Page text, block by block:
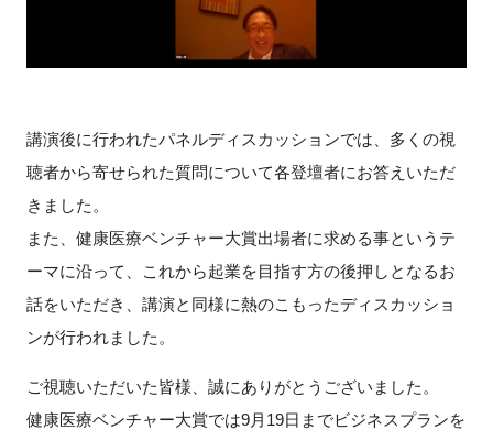
講演後に行われたパネルディスカッションでは、多くの視
聴者から寄せられた質問について各登壇者にお答えいただ
きました。
また、健康医療ベンチャー大賞出場者に求める事というテ
ーマに沿って、これから起業を目指す方の後押しとなるお
話をいただき、講演と同様に熱のこもったディスカッショ
ンが行われました。
ご視聴いただいた皆様、誠にありがとうございました。
健康医療ベンチャー大賞では9月19日までビジネスプランを